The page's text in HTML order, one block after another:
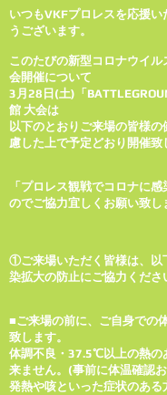
いつもVKFプロレスを応援い
うございます。
このたびの新型コロナウイ
会開催について
3月28日(土)「
館 大会は
以下のとおりご来場の皆様
慮した上で予定どおり開催致
「プロレス観戦でコロナに
のでご協力宜しくお願い致し
①ご来場いただく皆様は、以
染拡大の防止にご協力くださ
■ご来場の前に、ご自身での
致します。
体調不良・37.5℃以上の熱の
来ません。(事前に体温確認
発熱や咳といった症状のあ